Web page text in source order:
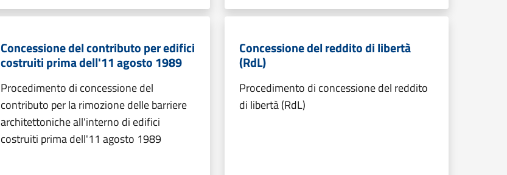
Concessione del contributo per edifici
costruiti prima dell'11 agosto 1989
Procedimento di concessione del
contributo per la rimozione delle barriere
architettoniche all'interno di edifici
costruiti prima dell'11 agosto 1989
Concessione del reddito di libertà
(RdL)
Procedimento di concessione del reddito
di libertà (RdL)